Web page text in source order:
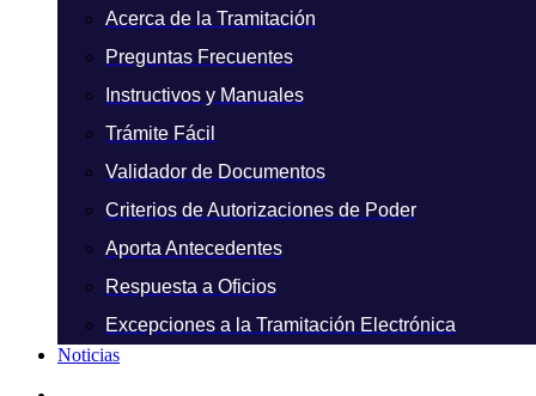
Acerca de la Tramitación
Preguntas Frecuentes
Instructivos y Manuales
Trámite Fácil
Validador de Documentos
Criterios de Autorizaciones de Poder
Aporta Antecedentes
Respuesta a Oficios
Excepciones a la Tramitación Electrónica
Noticias